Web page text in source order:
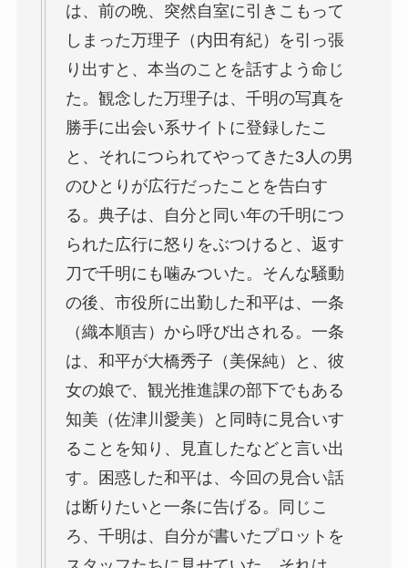
は、前の晩、突然自室に引きこもって
しまった万理子（内田有紀）を引っ張
り出すと、本当のことを話すよう命じ
た。観念した万理子は、千明の写真を
勝手に出会い系サイトに登録したこ
と、それにつられてやってきた3人の男
のひとりが広行だったことを告白す
る。典子は、自分と同い年の千明につ
られた広行に怒りをぶつけると、返す
刀で千明にも噛みついた。そんな騒動
の後、市役所に出勤した和平は、一条
（織本順吉）から呼び出される。一条
は、和平が大橋秀子（美保純）と、彼
女の娘で、観光推進課の部下でもある
知美（佐津川愛美）と同時に見合いす
ることを知り、見直したなどと言い出
す。困惑した和平は、今回の見合い話
は断りたいと一条に告げる。同じこ
ろ、千明は、自分が書いたプロットを